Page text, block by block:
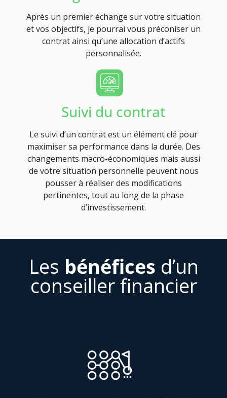
Après un premier échange sur votre situation
et vos objectifs, je pourrai vous préconiser un
contrat ainsi qu’une allocation d’actifs
personnalisée.
Suivi du contrat
Le suivi d’un contrat est un élément clé pour
maximiser sa performance dans la durée. Des
changements macro-économiques mais aussi
de votre situation personnelle peuvent nous
pousser à réaliser des modifications
pertinentes, tout au long de la phase
d’investissement.
Les bénéfices d’un
conseiller financier